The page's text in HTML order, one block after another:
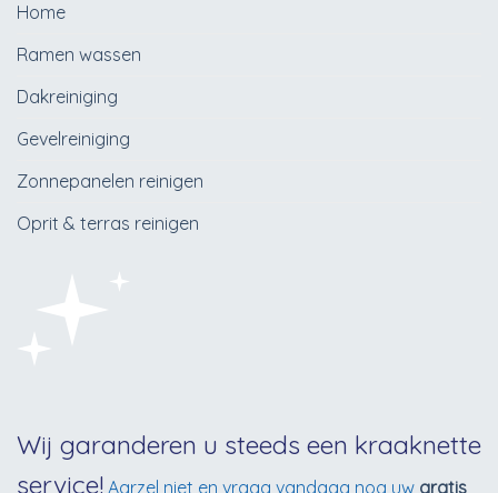
Home
Ramen wassen
Dakreiniging
Gevelreiniging
Zonnepanelen reinigen
Oprit & terras reinigen
Wij garanderen u steeds een kraaknette
service! Aarzel niet en vraag vandaag nog uw gratis